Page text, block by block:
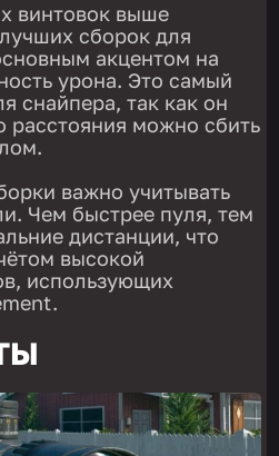
винтовок выше
сборок для
акцентом на
урона. Это самый
снайпера, так как он
расстояния можно сбить
важно учитывать
Чем быстрее пуля, тем
дистанции, что
высокой
использующих